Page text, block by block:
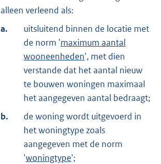
alleen verleend als:
a.
uitsluitend binnen de locatie met
de norm 'maximum aantal
wooneenheden', met dien
verstande dat het aantal nieuw
te bouwen woningen maximaal
het aangegeven aantal bedraagt;
b.
de woning wordt uitgevoerd in
het woningtype zoals
aangegeven met de norm
'woningtype';